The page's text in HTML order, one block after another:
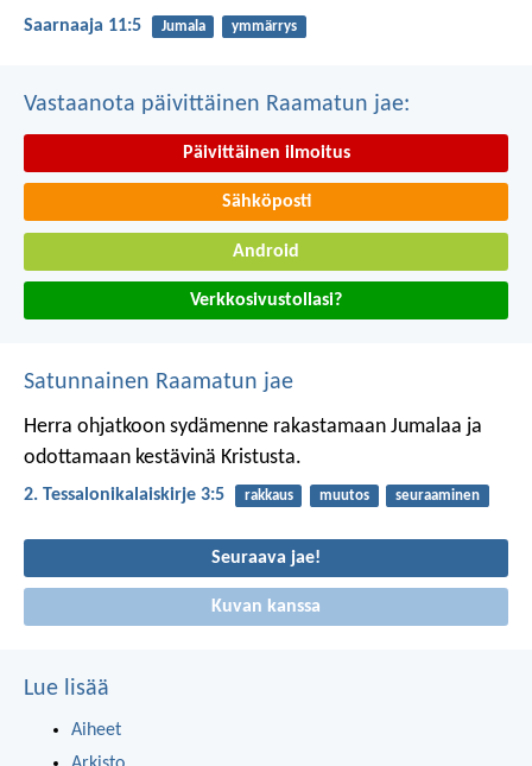
Saarnaaja 11:5 Jumala ymmärrys
Vastaanota päivittäinen Raamatun jae:
Päivittäinen ilmoitus
Sähköposti
Android
Verkkosivustollasi?
Satunnainen Raamatun jae
Herra ohjatkoon sydämenne rakastamaan Jumalaa ja
odottamaan kestävinä Kristusta.
2. Tessalonikalaiskirje 3:5 rakkaus muutos seuraaminen
Seuraava jae!
Kuvan kanssa
Lue lisää
Aiheet